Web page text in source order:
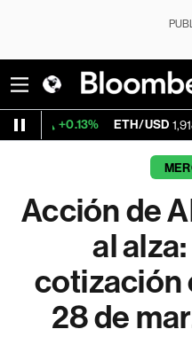
ETH/USD 1,918.548
Acción de
al
cotización
28 de